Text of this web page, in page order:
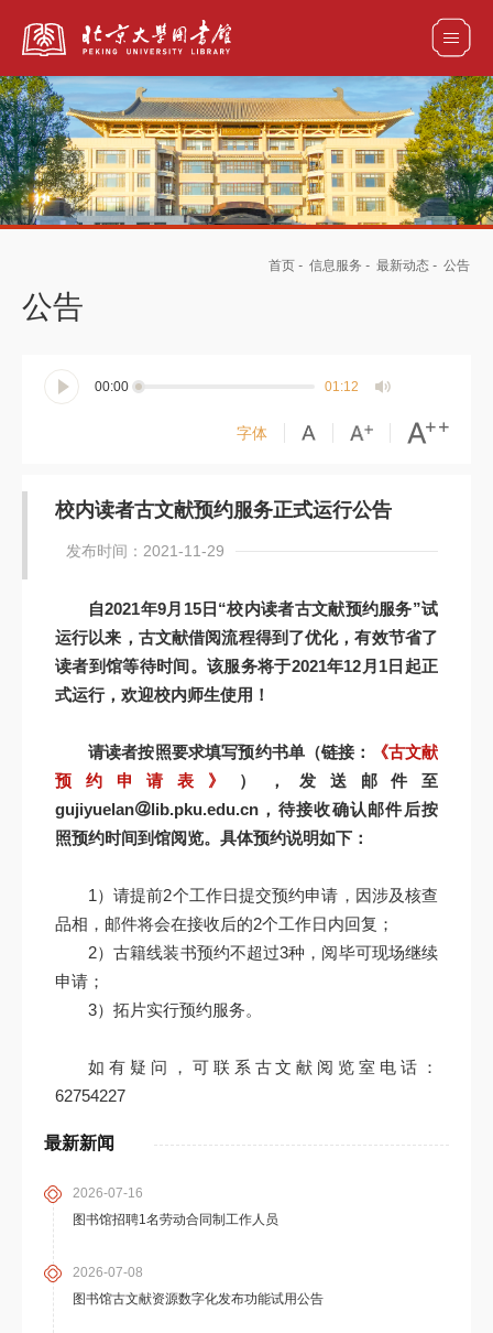
全部资源
首页 - 信息服务 - 最新动态 - 公告
公告
最新新闻
2026-07-16
图书馆招聘1名劳动合同制工作人员
2026-07-08
图书馆古文献资源数字化发布功能试用公告
00:00 01:12
字体
校内读者古文献预约服务正式运行公告
发布时间：2021-11-29
自2021年9月 15日“校内读者古文献预约服务”试
运行以来，古文献借阅流程得到了优化，有效节省了
读者到馆等待时间。该服务将于2021年12 月 1 日起正
式运行，欢迎校内师生使用！
请读者按照要求填写预约书单（链接：
《古文献
预约申请表》
），发送邮件至
gujiyuelan
lib.pku.edu.cn ，待接收确认邮件后按
照预约时间到馆阅览。具体预约说明如下：
1）请提前2个工作日提交预约申请，因涉及核查
品相，邮件将会在接收后的2个工作日内回复；
2）古籍线装书预约不超过3种，阅毕可现场继续
申请；
3）拓片实行预约服务。
如有疑问，可联系古文献阅览室电话：
62754227